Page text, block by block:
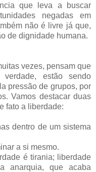
que leva a buscar
negadas em
não é livre já que,
de dignidade humana.
vezes, pensam que
estão sendo
pressão de grupos, por
Vamos destacar duas
fato a liberdade:
dentro de um sistema
a si mesmo.
é tirania; liberdade
anarquia, que acaba